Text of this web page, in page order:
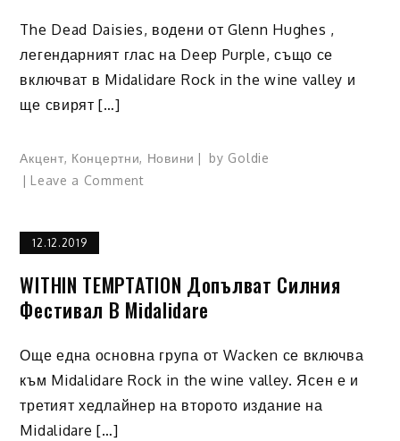
The Dead Daisies, водени от Glenn Hughes ,
легендарният глас на Deep Purple, също се
включват в Midalidare Rock in the wine valley и
ще свирят […]
Акцент, Концертни, Новини by Goldie
Leave a Comment
GLENN
HUGHES
включват
Rock
12.12.2019
WITHIN TEMPTATION Допълват Силния
Фестивал В Midalidare
Още една основна група от Wacken се включва
към Midalidare Rock in the wine valley. Ясен е и
третият хедлайнер на второто издание на
Midalidare […]